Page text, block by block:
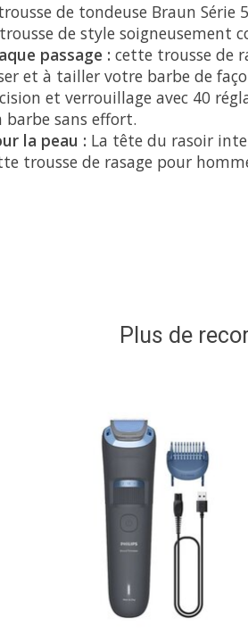
de tondeuse Braun
de style soigneusement
passage : cette trousse de
et à tailler votre barbe de
et verrouillage avec 40
sans effort.
la peau : La tête du rasoir
trousse de rasage pour
Plus de